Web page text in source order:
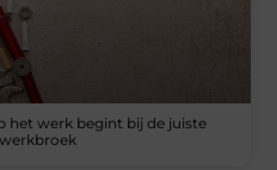
het werk begint bij de juiste